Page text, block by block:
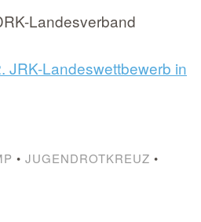
Landesverband
JRK-Landeswettbewerb in
• JUGENDROTKREUZ •